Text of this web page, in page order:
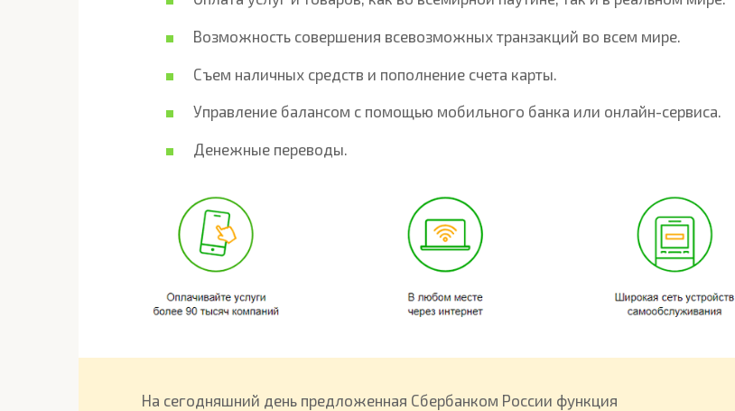
Возможность совершения всевозможных транзакций во всем мире.
Съем наличных средств и пополнение счета карты.
Управление балансом с помощью мобильного банка или онлайн-сервиса.
Денежные переводы.
На сегодняшний день предложенная Сбербанком России функция